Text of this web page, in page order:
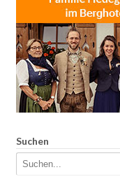
Suchen